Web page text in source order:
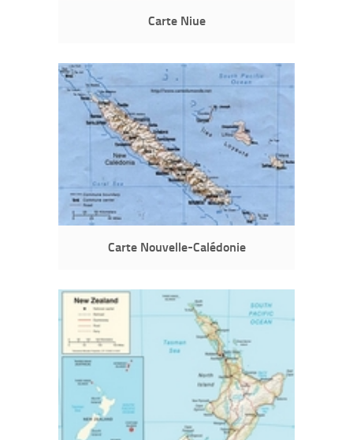
Carte Niue
Carte Nouvelle-Calédonie